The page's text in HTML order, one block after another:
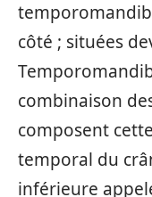
côté ; situées
combinaison
composent
temporal du
inférieure